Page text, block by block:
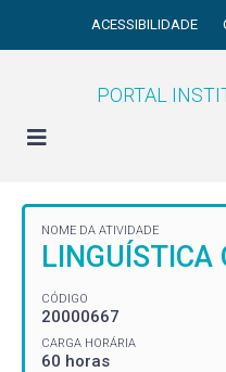
ACESSIBILIDADE
PORTAL
NOME DA ATIVIDADE
LINGUÍSTICA
CÓDIGO
20000667
CARGA HORÁRIA
60 horas